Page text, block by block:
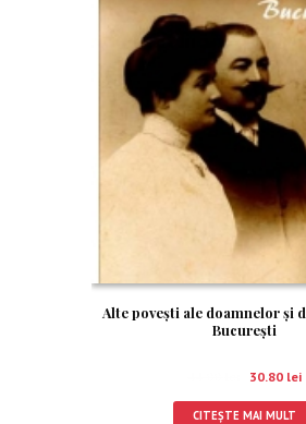
Alte povești ale doamnelor și
București
30.80 lei
CITEȘTE MAI MULT